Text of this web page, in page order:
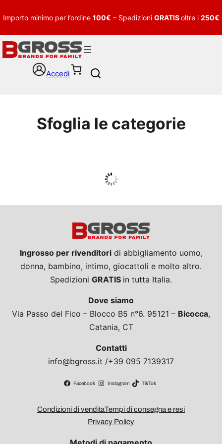
Importo minimo per l’ordine 100€ – Spedizioni GRATISoltre i 250€
Accedi
h
Sfoglia le categorie
Guarda tutto
Ingrosso per rivenditoridi abbigliamento uomo,
donna, bambino, intimo, giocattoli e molto altro.
Spedizioni GRATIS in tutta Italia.
Dove siamo
Via Passo del Fico – Blocco B5 n°6. 95121 – Bicocca,
Catania, CT
Contatti
info@bgross.it /+39 095 7139317
Facebook Instagram TikTok
Condizioni di venditaTempi di consegna e resi
Privacy Policy